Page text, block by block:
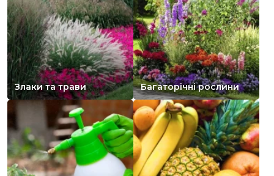
Злаки та трави Багаторічні рослини